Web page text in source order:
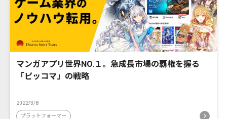
マンガアプリ世界NO.１。急成長市場の覇権を握る
「ピッコマ」の戦略
2022/3/8
プラットフォーマー